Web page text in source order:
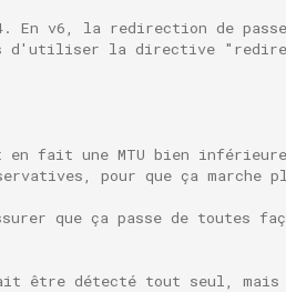
En v6, la redirection de
d'utiliser la directive
en fait une MTU bien
pour que ça marche
que ça passe de toutes
être détecté tout seul,